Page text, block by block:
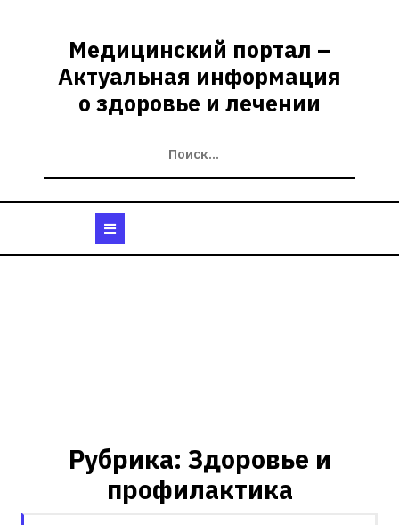
содержимомуМедицинский портал –
Актуальная информация
о здоровье и лечении
Рубрика: Здоровье и
профилактика